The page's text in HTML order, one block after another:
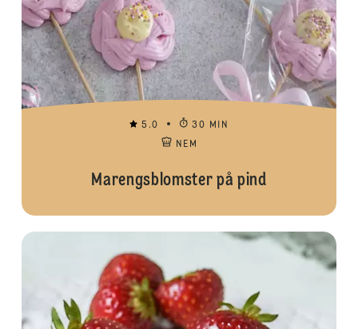
5.0
30 MIN
NEM
Marengsblomster på pind